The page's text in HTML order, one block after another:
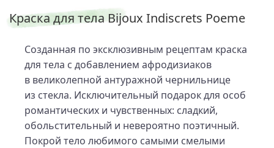
Краска для тела Bijoux Indiscrets Poeme
Созданная по эксклюзивным рецептам краска
для тела с добавлением афродизиаков
в великолепной антуражной чернильнице
из стекла. Исключительный подарок для особ
романтических и чувственных: сладкий,
обольстительный и невероятно поэтичный.
Покрой тело любимого самыми смелыми